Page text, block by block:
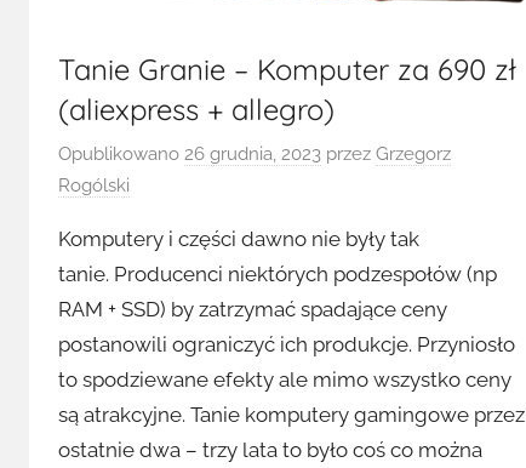
Tanie Granie – Komputer za 690 zł
(aliexpress + allegro)
Opublikowano 26 grudnia, 2023 przez Grzegorz
Rogólski
Komputery i części dawno nie były tak
tanie. Producenci niektórych podzespołów (np
RAM + SSD) by zatrzymać spadające ceny
postanowili ograniczyć ich produkcje. Przyniosło
to spodziewane efekty ale mimo wszystko ceny
są atrakcyjne. Tanie komputery gamingowe przez
ostatnie dwa – trzy lata to było coś co można